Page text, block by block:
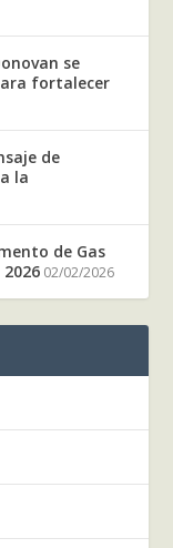
se
fortalecer
de
la
de Gas
02/02/2026